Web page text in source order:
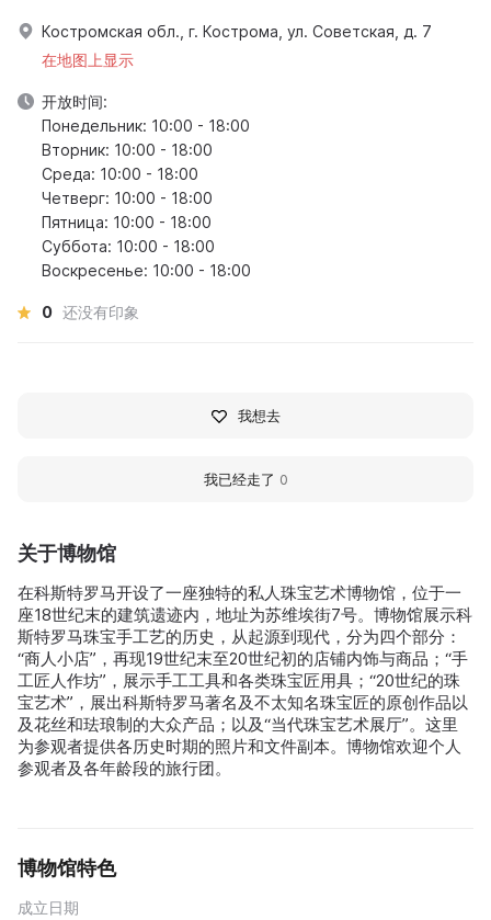
关于博物馆
在科斯特罗马开设了一座独特的私人珠宝艺术博物馆，位于一
座18世纪末的建筑遗迹内，地址为苏维埃街7号。博物馆展示科
斯特罗马珠宝手工艺的历史，从起源到现代，分为四个部分：
“商人小店”，再现19世纪末至20世纪初的店铺内饰与商品；“手
工匠人作坊”，展示手工工具和各类珠宝匠用具；“20世纪的珠
宝艺术”，展出科斯特罗马著名及不太知名珠宝匠的原创作品以
及花丝和珐琅制的大众产品；以及“当代珠宝艺术展厅”。这里
为参观者提供各历史时期的照片和文件副本。博物馆欢迎个人
参观者及各年龄段的旅行团。
博物馆特色
成立日期
Костромская обл., г. Кострома, ул. Советская, д. 7
在地图上显示
开放时间:
Понедельник: 10:00 - 18:00
Вторник: 10:00 - 18:00
Среда: 10:00 - 18:00
Четверг: 10:00 - 18:00
Пятница: 10:00 - 18:00
Суббота: 10:00 - 18:00
Воскресенье: 10:00 - 18:00
0 还没有印象
我想去
我已经走了 0